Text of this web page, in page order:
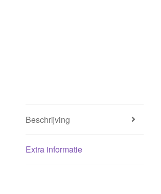
Beschrijving
Extra informatie